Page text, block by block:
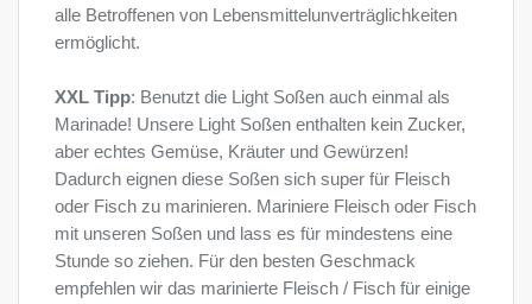
alle Betroffenen von Lebensmittelunverträglichkeiten
ermöglicht.
XXL Tipp: Benutzt die Light Soßen auch einmal als
Marinade! Unsere Light Soßen enthalten kein Zucker,
aber echtes Gemüse, Kräuter und Gewürzen!
Dadurch eignen diese Soßen sich super für Fleisch
oder Fisch zu marinieren. Mariniere Fleisch oder Fisch
mit unseren Soßen und lass es für mindestens eine
Stunde so ziehen. Für den besten Geschmack
empfehlen wir das marinierte Fleisch / Fisch für einige